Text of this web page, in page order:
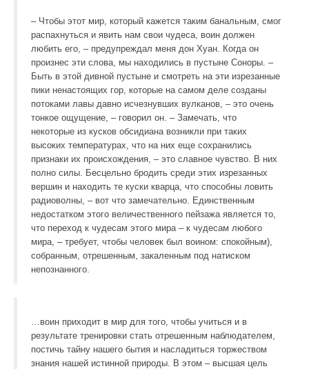
Йога как путь: статьи
Йога-фото и видео
Учение Дона Хуана
Услуги
Психотерапия
Бесконтактное квантовое исцеление
Энергетическая сепарация – гармонизация
связей
Медитация на реализацию намерения (по
чакрам)
Практика Наполнение энергией
Медитация Сердца
Цитаты, книги
– Чтобы этот мир, который кажется таким банальным, смог
распахнуться и явить нам свои чудеса, воин должен
любить его, – предупреждал меня дон Хуан. Когда он
произнес эти слова, мы находились в пустыне Соноры. –
Быть в этой дивной пустыне и смотреть на эти изрезанные
пики ненастоящих гор, которые на самом деле созданы
потоками лавы давно исчезнувших вулканов, – это очень
тонкое ощущение, – говорил он. – Замечать, что
некоторые из кусков обсидиана возникли при таких
высоких температурах, что на них еще сохранились
признаки их происхождения, – это славное чувство. В них
полно силы. Бесцельно бродить среди этих изрезанных
вершин и находить те куски кварца, что способны ловить
радиоволны, – вот что замечательно. Единственным
недостатком этого величественного пейзажа является то,
что переход к чудесам этого мира – к чудесам любого
мира, – требует, чтобы человек был воином: спокойным),
собранным, отрешенным, закаленным под натиском
непознанного.
…воин приходит в мир для того, чтобы учиться и в
результате тренировки стать отрешенным наблюдателем,
постичь тайну нашего бытия и насладиться торжеством
знания нашей истинной природы. В этом – высшая цель